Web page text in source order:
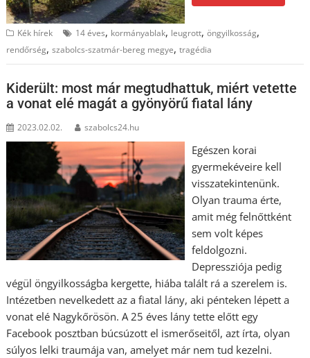
Kék hírek 14 éves, kormányablak, leugrott,öngyilkosság,
rendőrség,szabolcs-szatmár-bereg megye,tragédia
Kiderült: most már megtudhattuk, miért vetette
a vonat elé magát a gyönyörű fiatal lány
2023.02.02. szabolcs24.hu
Egészen korai
gyermekéveire kell
visszatekintenünk.
Olyan trauma érte,
amit még felnőttként
sem volt képes
feldolgozni.
Depressziója pedig
végül öngyilkosságba kergette, hiába talált rá a szerelem is.
Intézetben nevelkedett az a fiatal lány, aki pénteken lépett a
vonat elé Nagykőrösön. A 25 éves lány tette előtt egy
Facebook posztban búcsúzott el ismerőseitől, azt írta, olyan
súlyos lelki traumája van, amelyet már nem tud kezelni.